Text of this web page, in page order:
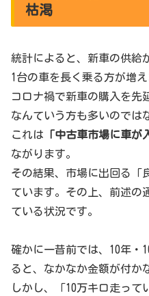
枯渇
統計によると、新車の供給
1台の車を長く乗る方が増え
コロナ禍で新車の購入を先
なんていう方も多いのでは
これは 「中古車市場に車が
ながります。
その結果、市場に出回る「
ています。その上、前述の
ている状況です。
確かに一昔前では、10年・
ると、なかなか金額が付か
しかし、「10万キロ走って